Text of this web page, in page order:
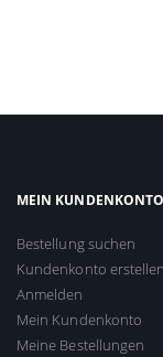
MEIN KUNDENKONTO
Bestellung suchen
Kundenkonto erstellen
Anmelden
Mein Kundenkonto
Meine Bestellungen